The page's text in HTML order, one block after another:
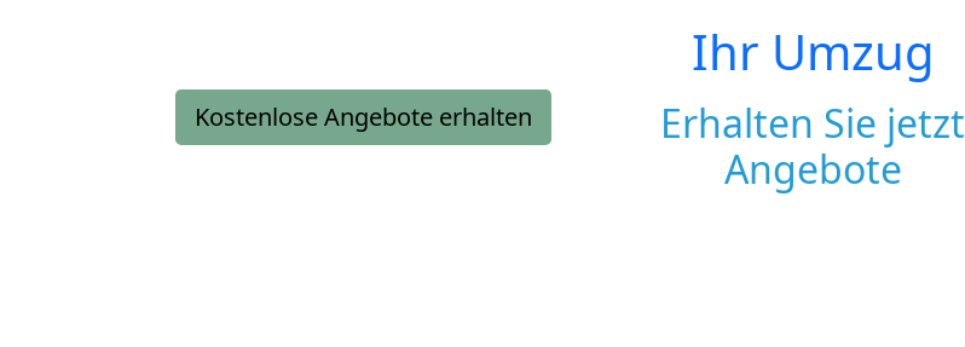
Kostenlose Angebote erhalten
Ihr Umzug
Erhalten Sie jetzt
Angebote